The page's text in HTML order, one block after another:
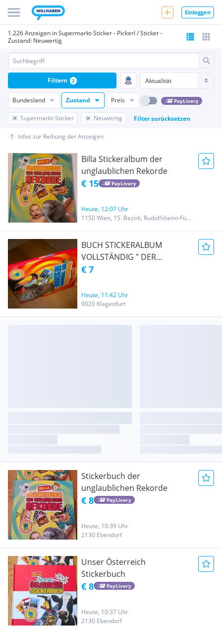
Einloggen
1.226 Anzeigen in Supermarkt-Sticker - Pickerl / Sticker -
Zustand: Neuwertig
Bundesland Zustand Preis PayLivery
Supermarkt-Sticker Neuwertig Filter zurücksetzen
Filtern 2
Infos zur Reihung der Anzeigen
Billa Stickeralbum der
unglaublichen Rekorde
€ 15 PayLivery
Heute, 12:07 Uhr
1150 Wien, 15. Bezirk, Rudolfsheim-Fünfhaus
BUCH STICKERALBUM
VOLLSTÄNDIG " DER
TIERISCHEN REKORDE "
€ 7
Heute, 11:42 Uhr
9020 Klagenfurt
Stickerbuch der
unglaublichen Rekorde
€ 8 PayLivery
Heute, 10:39 Uhr
2130 Ebendorf
Unser Österreich
Stickerbuch
€ 8 PayLivery
Heute, 10:37 Uhr
2130 Ebendorf